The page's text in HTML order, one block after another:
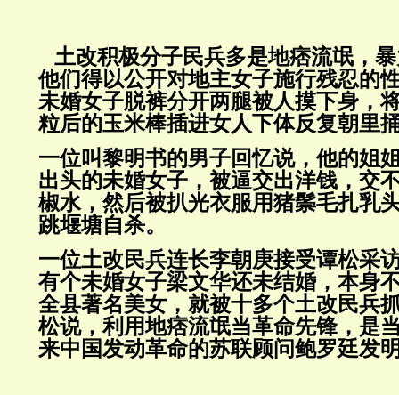
土改积极分子民兵多是地痞流氓，
他们得以公开对地主女子施行残忍的
未婚女子脱裤分开两腿被人摸下身，
粒后的玉米棒插进女人下体反复朝里
一位叫黎明书的男子回忆说，他的姐
出头的未婚女子，被逼交出洋钱，交
椒水，然后被扒光衣服用猪鬃毛扎乳
跳堰塘自杀。
一位土改民兵连长李朝庚接受谭松采
有个未婚女子梁文华还未结婚，本身
全县著名美女，就被十多个土改民兵
松说，利用地痞流氓当革命先锋，是
来中国发动革命的苏联顾问鲍罗廷发